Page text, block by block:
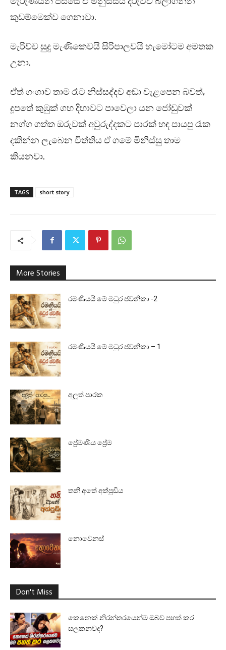
කුඩම්මෙක්ව ගෙනාවා.
මැරිච්ච සුදු මැණිකෙවයි සිරිපාලවයි හැමෝටම අමතක
උනා.
ඒත් ගංගාව තාම රෑට නිස්සද්දව අඬා වැළපෙන බවත්,
දූපතේ කුඹුක් ගහ දිහාවට පාවෙලා යන ජෝඩුවක්
නග්ග ගත්ත ඔරුවක් අවුරුද්දකට පාරක් හඳ පායපු රෑක
දකින්න ලැබෙන විත්තිය ඒ ගමේ මිනිස්සු තාම
කියනවා.
TAGS short story
More Stories
රමණීයයි මේ මධුර ජවනිකා -2
රමණීයයි මේ මධුර ජවනිකා – 1
අලුත් පාරක
ප්‍රේමණීය ප්‍රේම
තනි අතේ අත්පුඩිය
නොවෙනස්
Don't Miss
කෙනෙක් නිරන්තරයෙන්ම ඔබව පහත් කර
සලකනවද?